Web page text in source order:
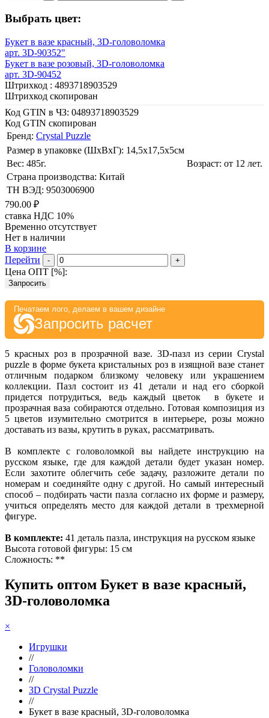
Выбрать цвет:
Букет в вазе красный, 3D-головоломка
арт. 3D-90352"
Букет в вазе розовый, 3D-головоломка
арт. 3D-90452
Штрихкод : 4893718903529
Штрихкод скопирован
Код GTIN в ЧЗ: 04893718903529
Код GTIN скопирован
Бренд: Crystal Puzzle
Размер в упаковке (ШхВxГ): 14,5х17,5х5cм
Вес: 485г.
Возраст: от 12 лет.
Страна производства: Китай
ТН ВЭД: 9503006900
790.00 ₽
ставка НДС 10%
Временно отсутствует
Нет в наличии
В корзине
Перейти
- +
Цена ОПТ [%]:
Запросить
Печатаем лого, делаем в вашем дизайне
Запросить расчет
5 красных роз в прозрачной вазе. 3D-пазл из серии Crystal
puzzle в форме букета кристальных роз в изящной вазе станет
отличным подарком близкому человеку или украшением
коллекции. Пазл состоит из 41 детали и над его сборкой
придется потрудиться, ведь каждый цветок в букете и
прозрачная ваза собираются отдельно. Готовая композиция из
5 цветов изумительно смотрится в интерьере, розы можно
доставать из вазы, крутить в руках, рассматривать.
В комплекте с головоломкой вы найдете инструкцию на
русском языке, где для каждой детали будет указан номер.
Если захотите облегчить себе задачу, разложите детали по
номерам и соединяйте одну с другой. Но самый интересный
способ – подбирать части пазла согласно их форме и размеру,
учиться определять место для каждой детали в трехмерной
фигуре.
В комплекте: 41 деталь пазла, инструкция на русском языке
Высота готовой фигуры: 15 см
Сложность: **
Купить оптом Букет в вазе красный,
3D-головоломка
×
Игрушки
//
Головоломки
//
3D Crystal Puzzle
//
Букет в вазе красный, 3D-головоломка